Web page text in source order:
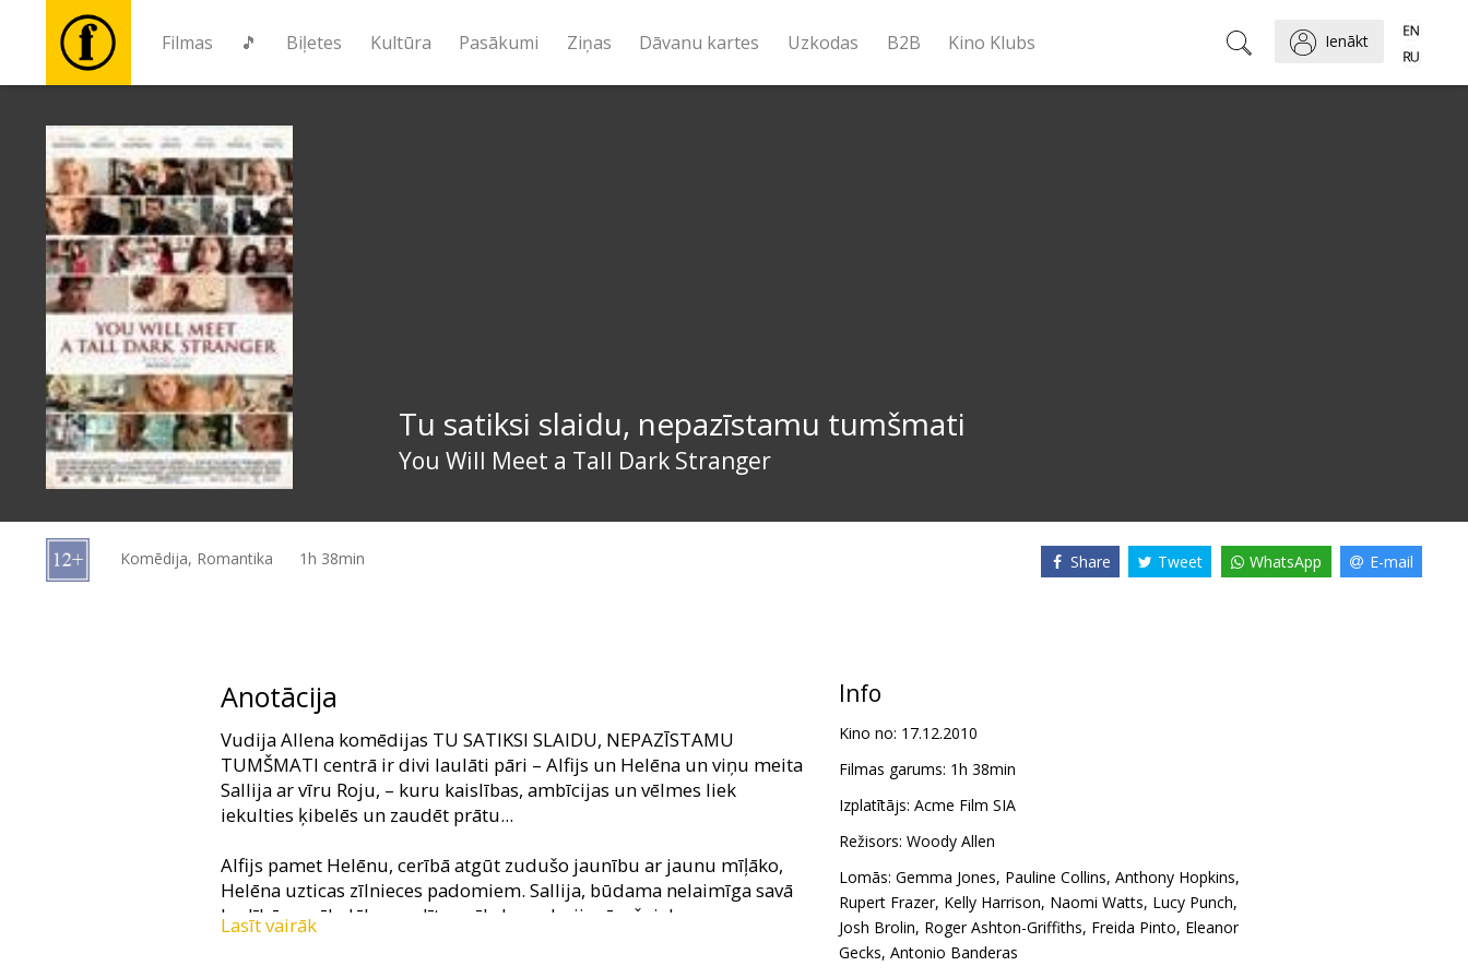
Filmas 🎵 Biļetes Kultūra Pasākumi Ziņas Dāvanu kartes Uzkodas B2B Kino Klubs Ienākt
🎵
Biļetes
Kultūra
Pasākumi
Ziņas
kartes
Tu satiksi slaidu, nepazīstamu tumšmati
You Will Meet a Tall Dark Stranger
Komēdija, Romantika 1h 38min Share Tweet WhatsApp E-mail
Anotācija
Vudija Allena komēdijas TU SATIKSI SLAIDU, NEPAZĪSTAMU
TUMŠMATI centrā ir divi laulāti pāri – Alfijs un Helēna un viņu meita
Sallija ar vīru Roju, – kuru kaislības, ambīcijas un vēlmes liek
iekulties ķibelēs un zaudēt prātu...
Alfijs pamet Helēnu, cerībā atgūt zudušo jaunību ar jaunu mīļāko,
Helēna uzticas zīlnieces padomiem. Sallija, būdama nelaimīga savā
laulībā, uzsāk dēku ar glīto mākslas galerijas īpašnieku un savu
bosu Gregu. Savukārt viņas vīrs rakstnieks Rojs kļūst kā apmāts pēc
Lasīt vairāk
Info
Kino no: 17.12.2010
Filmas garums: 1h 38min
Izplatītājs: Acme Film SIA
Režisors: Woody Allen
Lomās: Gemma Jones, Pauline Collins, Anthony Hopkins,
Rupert Frazer, Kelly Harrison, Naomi Watts, Lucy Punch,
Josh Brolin, Roger Ashton-Griffiths, Freida Pinto, Eleanor
Gecks, Antonio Banderas